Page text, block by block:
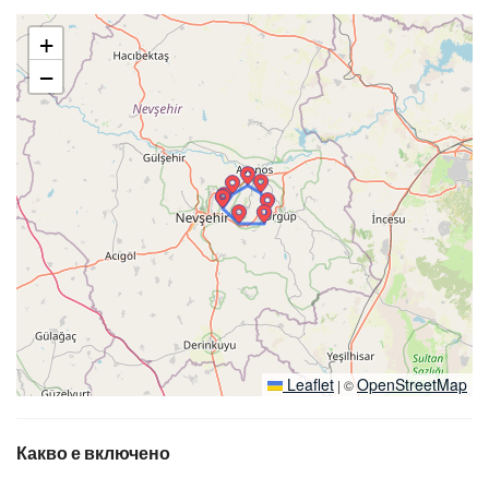
+
−
Leaflet | ©OpenStreetMap
Какво е включено